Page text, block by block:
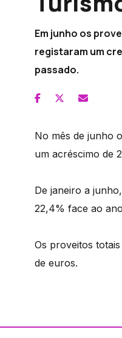
Em junho os
registaram um
passado.
No mês de junho
um acréscimo de
De janeiro a
22,4% face ao
Os proveitos
de euros.